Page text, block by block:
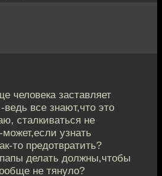
человека заставляет
ведь все знают,что это
сталкиваться не
узнать
то предотвратить?
делать должны,чтобы
не тянуло?